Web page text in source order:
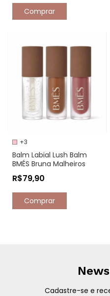
Comprar
+3
Balm Labial Lush Balm
BMÉS Bruna Malheiros
R$79,90
Comprar
Cadastre-se e